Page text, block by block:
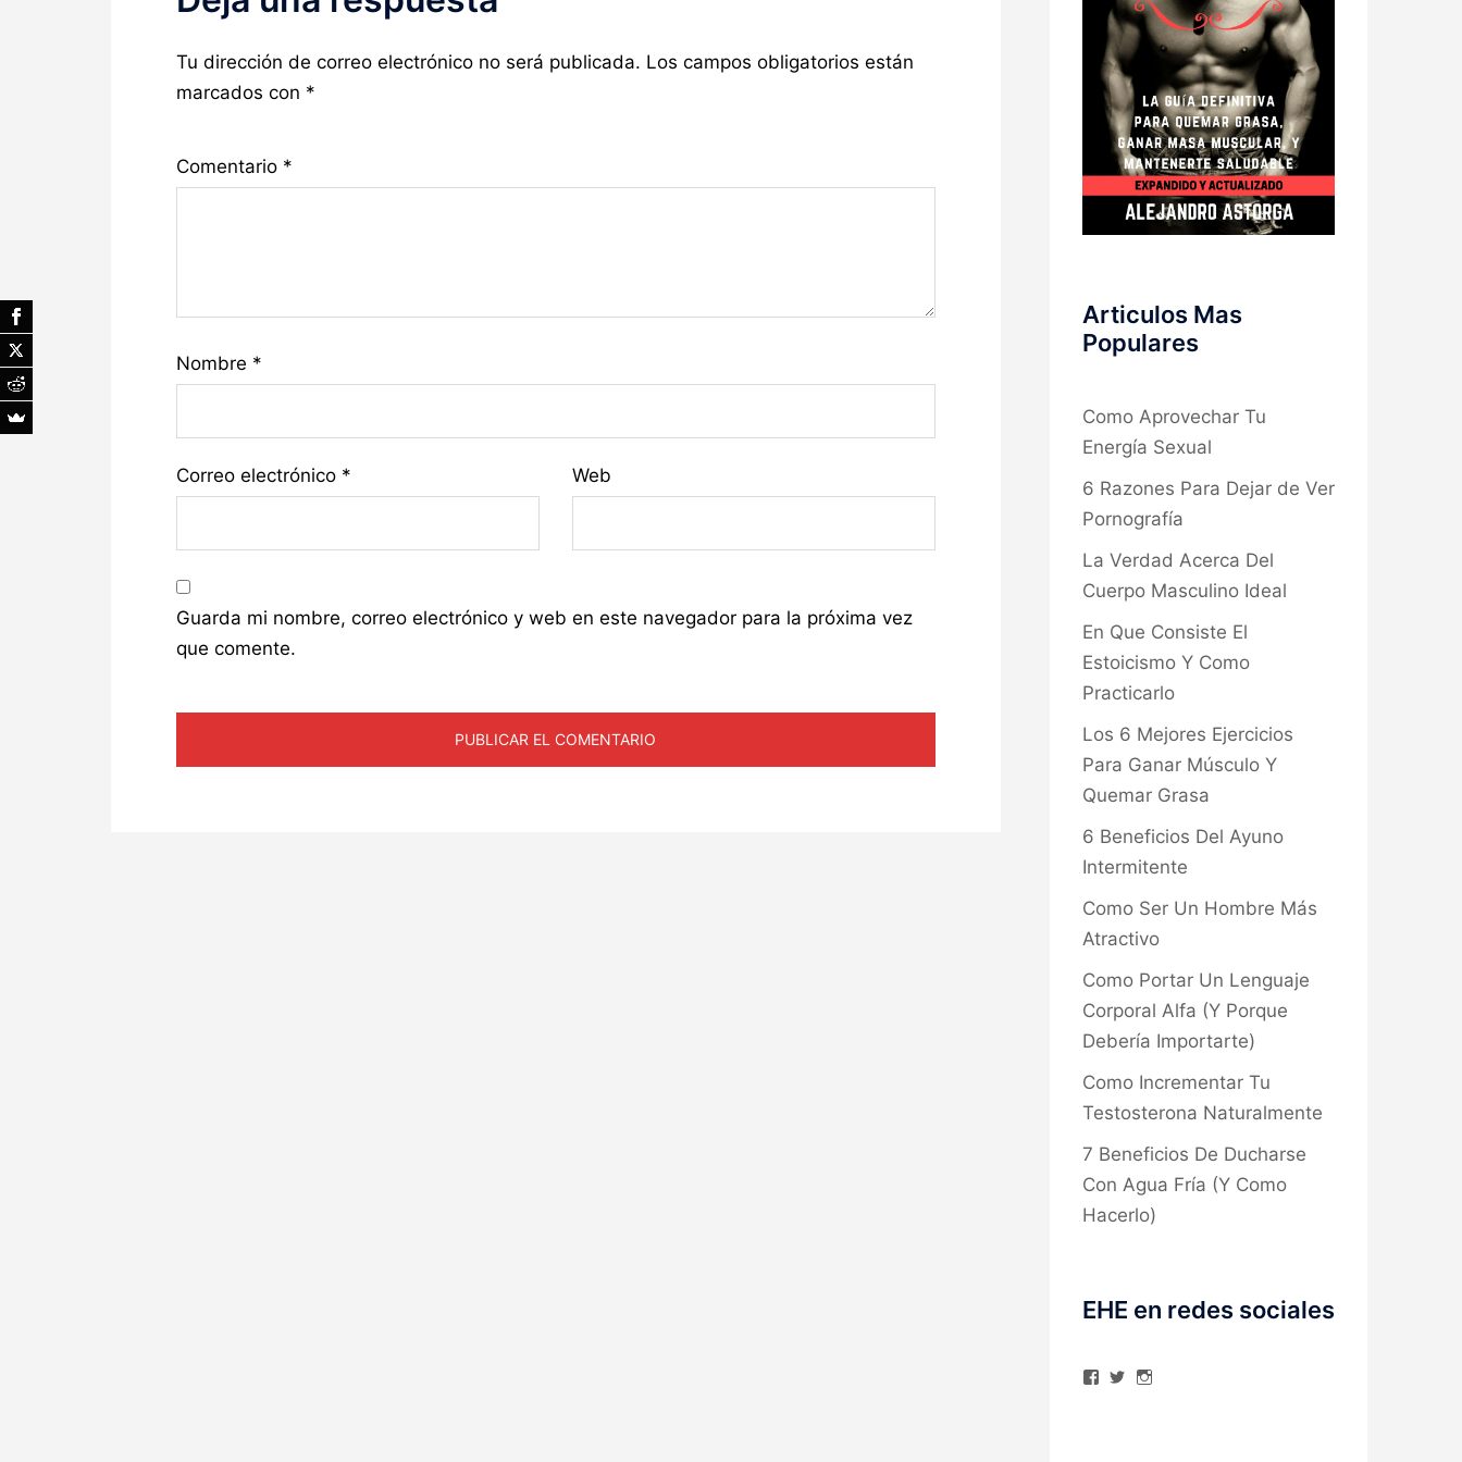
Tu dirección de correo electrónico no será publicada. Los campos obligatorios están
marcados con *
Comentario *
Nombre *
Correo electrónico * Web
Guarda mi nombre, correo electrónico y web en este navegador para la próxima vez
que comente.
Articulos Mas
Populares
Como Aprovechar Tu
Energía Sexual
6 Razones Para Dejar de Ver
Pornografía
La Verdad Acerca Del
Cuerpo Masculino Ideal
En Que Consiste El
Estoicismo Y Como
Practicarlo
Los 6 Mejores Ejercicios
Para Ganar Músculo Y
Quemar Grasa
6 Beneficios Del Ayuno
Intermitente
Como Ser Un Hombre Más
Atractivo
Como Portar Un Lenguaje
Corporal Alfa (Y Porque
Debería Importarte)
Como Incrementar Tu
Testosterona Naturalmente
7 Beneficios De Ducharse
Con Agua Fría (Y Como
Hacerlo)
EHE en redes sociales
Ver
VerVer